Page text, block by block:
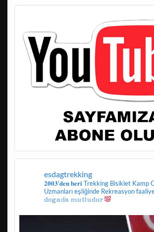
esdagtrekking
𝟐𝟎𝟎𝟑'𝐝𝐞𝐧 𝐛𝐞𝐫𝐢 TrekkingBisikletKamp
Uzmanları eşliğinde Rekreasyon
𝕕𝕠𝕘𝕒𝕕𝕒 𝕞𝕦𝕥𝕝𝕦𝕕𝕦𝕣